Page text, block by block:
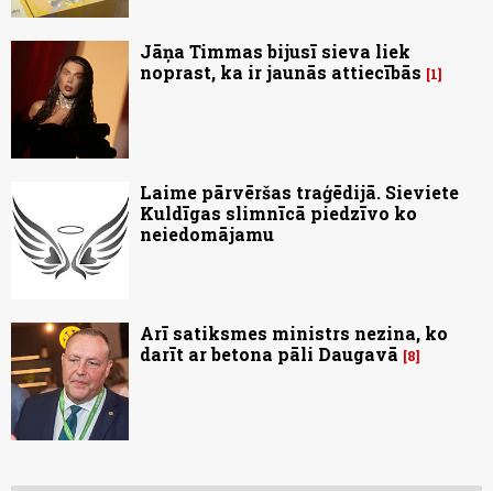
Jāņa Timmas bijusī sieva liek
noprast, ka ir jaunās attiecībās
1
Laime pārvēršas traģēdijā. Sieviete
Kuldīgas slimnīcā piedzīvo ko
neiedomājamu
Arī satiksmes ministrs nezina, ko
darīt ar betona pāli Daugavā
8